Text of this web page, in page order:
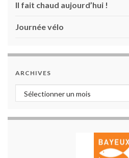
Il fait chaud aujourd’hui !
Journée vélo
ARCHIVES
Archives